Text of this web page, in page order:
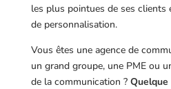
les plus pointues de ses clients
de personnalisation.
Vous êtes une agence de
un grand groupe, une PME ou
de la communication ?